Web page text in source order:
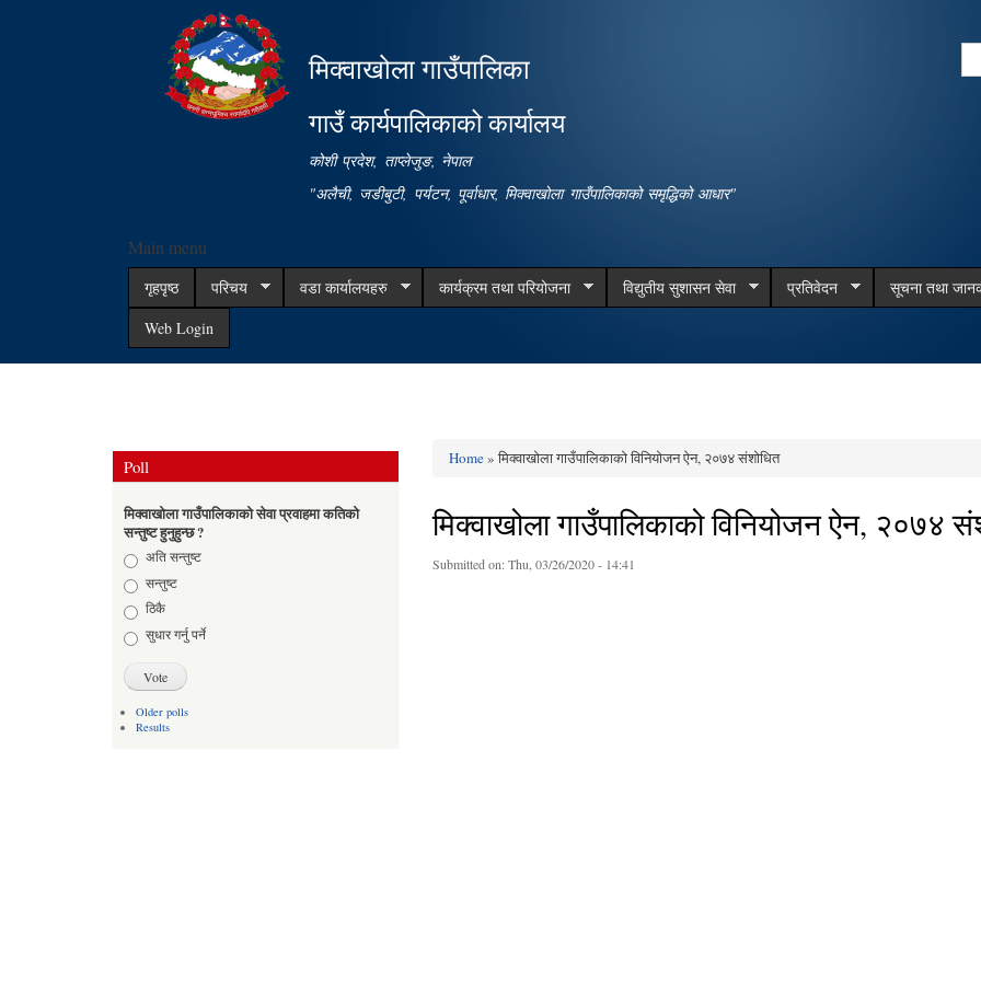
मिक्वाखोला गाउँपालिका
गाउँ कार्यपालिकाको कार्यालय
कोशी प्रदेश, ताप्लेजुङ, नेपाल
"अलैची, जडीबुटी, पर्यटन, पूर्वाधार, मिक्वाखोला गाउँपालिकाको समृद्धिको आधार"
Main menu
गृहपृष्ठ परिचय वडा कार्यालयहरु कार्यक्रम तथा परियोजना विद्युतीय सुशासन सेवा प्रतिवेदन सूचना तथा
Web Login
Poll
मिक्वाखोला गाउँपालिकाको सेवा प्रवाहमा कतिको
सन्तुष्ट हुनुहुन्छ ?
Choicesअति सन्तुष्ट
सन्तुष्ट
ठिकै
सुधार गर्नु पर्ने
Older polls
Results
Home» मिक्वाखोला गाउँपालिकाको विनियोजन ऐन, २०७४ संशोधित
मिक्वाखोला गाउँपालिकाको विनियोजन ऐन, २०७४
Submitted on:Thu, 03/26/2020 - 14:41